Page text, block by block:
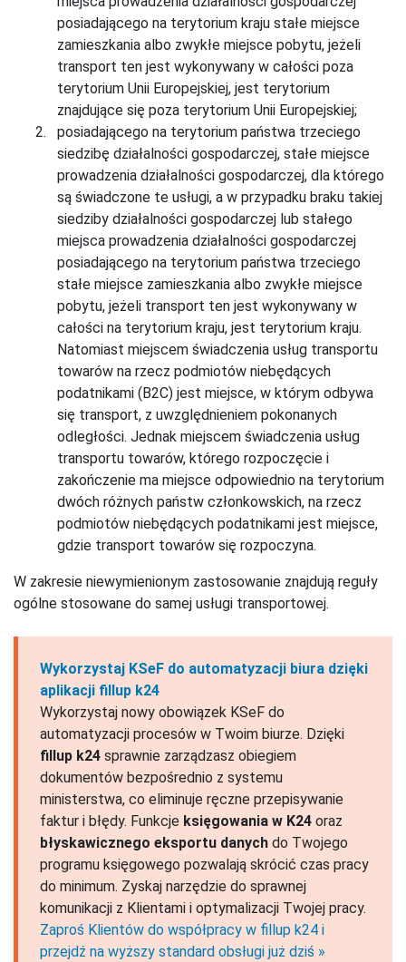
posiadającego na terytorium kraju stałe miejsce
zamieszkania albo zwykłe miejsce pobytu, jeżeli
transport ten jest wykonywany w całości poza
terytorium Unii Europejskiej, jest terytorium
znajdujące się poza terytorium Unii Europejskiej;
posiadającego na terytorium państwa trzeciego
siedzibę działalności gospodarczej, stałe miejsce
prowadzenia działalności gospodarczej, dla którego
są świadczone te usługi, a w przypadku braku takiej
siedziby działalności gospodarczej lub stałego
miejsca prowadzenia działalności gospodarczej
posiadającego na terytorium państwa trzeciego
stałe miejsce zamieszkania albo zwykłe miejsce
pobytu, jeżeli transport ten jest wykonywany w
całości na terytorium kraju, jest terytorium kraju.
Natomiast miejscem świadczenia usług transportu
towarów na rzecz podmiotów niebędących
podatnikami (B2C) jest miejsce, w którym odbywa
się transport, z uwzględnieniem pokonanych
odległości. Jednak miejscem świadczenia usług
transportu towarów, którego rozpoczęcie i
zakończenie ma miejsce odpowiednio na terytorium
dwóch różnych państw członkowskich, na rzecz
podmiotów niebędących podatnikami jest miejsce,
gdzie transport towarów się rozpoczyna.
W zakresie niewymienionym zastosowanie znajdują reguły
ogólne stosowane do samej usługi transportowej.
Wykorzystaj KSeF do automatyzacji biura dzięki
aplikacji fillup k24
Wykorzystaj nowy obowiązek KSeF do
automatyzacji procesów w Twoim biurze. Dzięki
fillup k24 sprawnie zarządzasz obiegiem
dokumentów bezpośrednio z systemu
ministerstwa, co eliminuje ręczne przepisywanie
faktur i błędy. Funkcje księgowania w K24 oraz
błyskawicznego eksportu danych do Twojego
programu księgowego pozwalają skrócić czas pracy
do minimum. Zyskaj narzędzie do sprawnej
komunikacji z Klientami i optymalizacji Twojej pracy.
Zaproś Klientów do współpracy w fillup k24 i
przejdź na wyższy standard obsługi już dziś »